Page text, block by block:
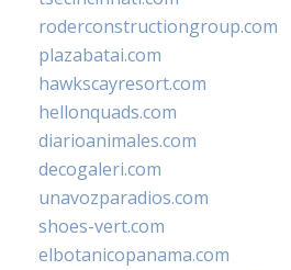
roderconstructiongroup.com
plazabatai.com
hawkscayresort.com
hellonquads.com
diarioanimales.com
decogaleri.com
unavozparadios.com
shoes-vert.com
elbotanicopanama.com